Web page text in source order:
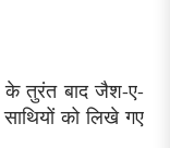
तुरंत बाद जैश-ए-
को लिखे गए